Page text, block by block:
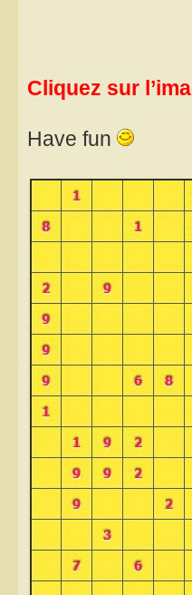
Cliquez sur
Have fun